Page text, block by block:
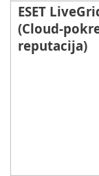
ESET
(Cloud-
reputacija)